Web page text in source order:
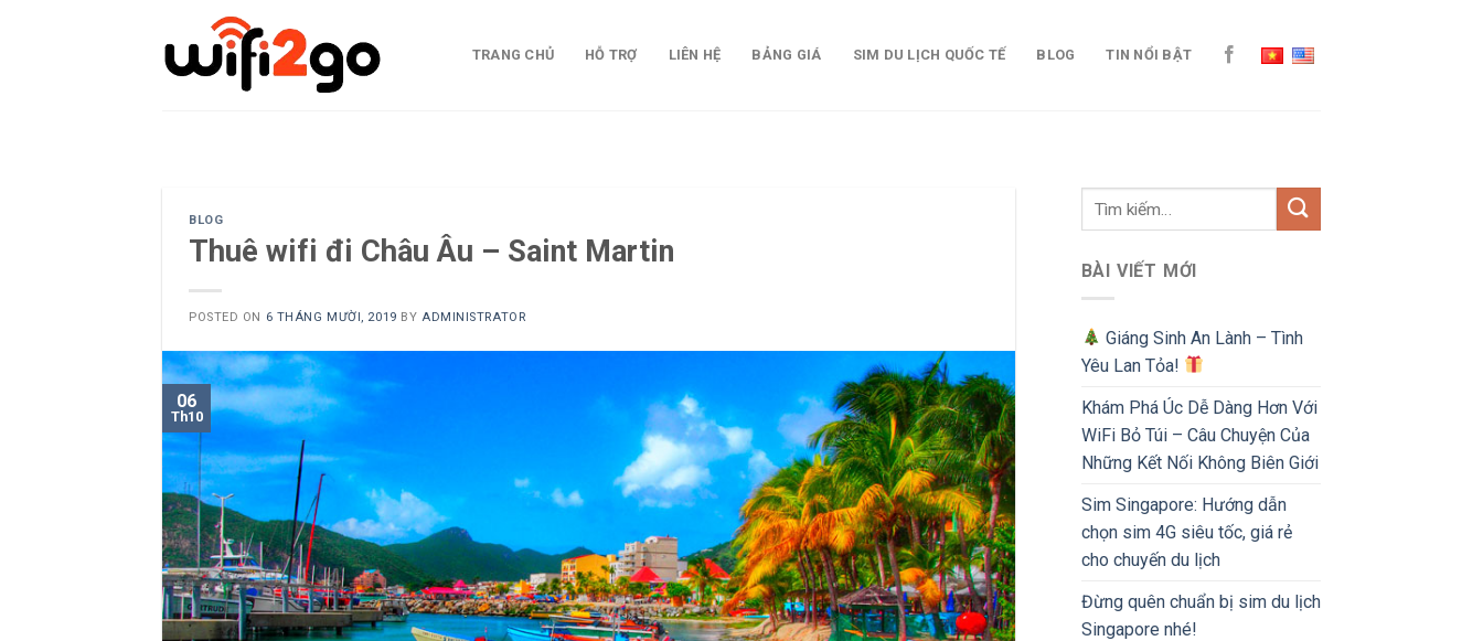
TRANG CHỦ HỖ TRỢ LIÊN HỆ BẢNG GIÁ SIM DU LỊCH QUỐC TẾ BLOG TIN NỔI BẬT
BLOG
Thuê wifi đi Châu Âu – Saint Martin
POSTED ON 6 THÁNG MƯỜI, 2019 BY ADMINISTRATOR
06
Th10
BÀI VIẾT MỚI
Giáng Sinh An Lành – Tình
Yêu Lan Tỏa!
Khám Phá Úc Dễ Dàng Hơn Với
WiFi Bỏ Túi – Câu Chuyện Của
Những Kết Nối Không Biên Giới
Sim Singapore: Hướng dẫn
chọn sim 4G siêu tốc, giá rẻ
cho chuyến du lịch
Đừng quên chuẩn bị sim du lịch
Singapore nhé!